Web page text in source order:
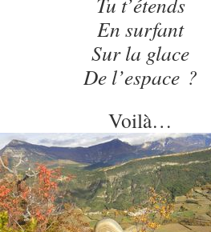
En surfant
Sur la glace
De l’espace ?
Voilà…